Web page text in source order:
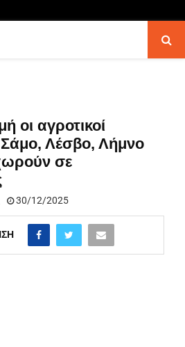
οι αγροτικοί
Λέσβο, Λήμνο
σε
30/12/2025